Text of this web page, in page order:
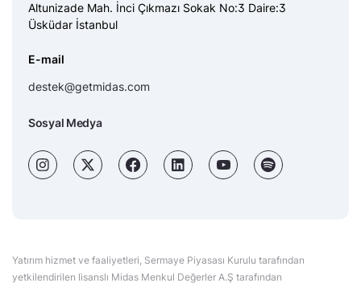
Altunizade Mah. İnci Çıkmazı Sokak No:3 Daire:3
Üsküdar İstanbul
E-mail
destek@getmidas.com
Sosyal Medya
Yatırım hizmet ve faaliyetleri, Sermaye Piyasası Kurulu tarafından
yetkilendirilen lisanslı Midas Menkul Değerler A.Ş tarafından